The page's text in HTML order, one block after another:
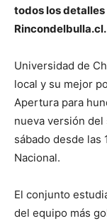
todos los
Rincondelbulla.cl.
Universidad de
local y su mejor
Apertura para
nueva versión
sábado desde las
Nacional.
El conjunto
del equipo más